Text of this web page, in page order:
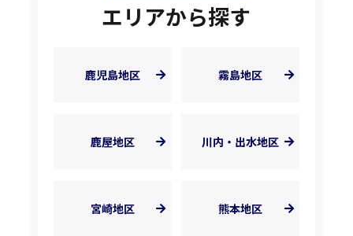
エリアから探す
鹿児島地区 霧島地区
鹿屋地区 川内・出水地区
宮崎地区 熊本地区